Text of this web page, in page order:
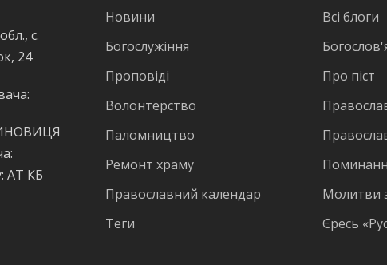
с.
24
АТ КБ
Новини
Богослужіння
Проповіді
Волонтерство
Паломництво
Ремонт храму
Православний календар
Теги
Всі блоги
Про піст
Молитви
Єресь